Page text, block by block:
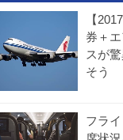
【
券＋
スが
そう
フラ